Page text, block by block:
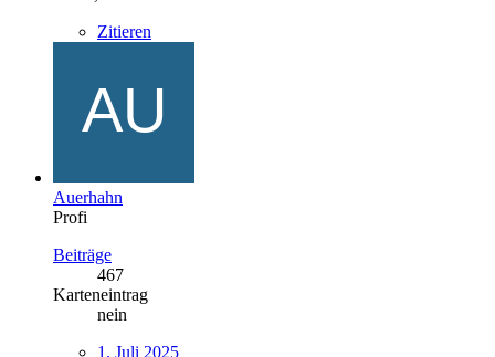
Zitieren
Auerhahn
Profi
Beiträge
467
Karteneintrag
nein
1. Juli 2025